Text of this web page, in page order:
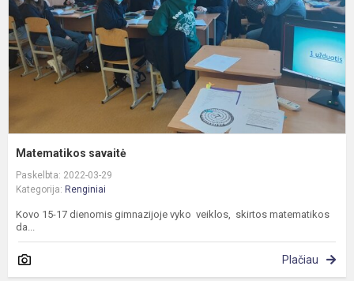
Matematikos savaitė
Paskelbta: 2022-03-29
Kategorija: Renginiai
Kovo 15-17 dienomis gimnazijoje vyko veiklos, skirtos matematikos
da...
Plačiau